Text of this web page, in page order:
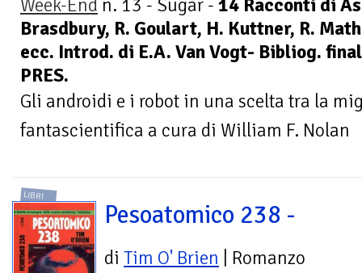
Week-End n. 13 - Sugar - 14 Racconti di
Brasdbury, R. Goulart, H. Kuttner, R.
ecc. Introd. di E.A. Van Vogt- Bibliog.
PRES.
Gli androidi e i robot in una scelta tra la
fantascientifica a cura di William F. Nolan
LIBRI
Pesoatomico 238 -
di Tim O' Brien | Romanzo